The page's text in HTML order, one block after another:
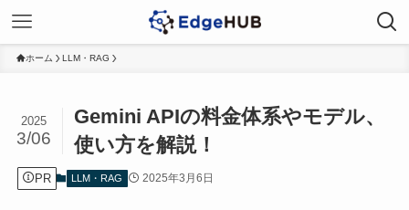
ホーム LLM・RAG
Gemini APIの料金体系やモデル、
使い方を解説！
2025
3/06
PR LLM・RAG 2025年3月6日